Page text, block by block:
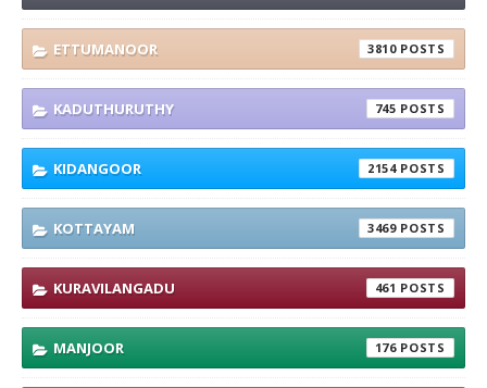
ETTUMANOOR 3810
KADUTHURUTHY 745
KIDANGOOR 2154
KOTTAYAM 3469
KURAVILANGADU 461
MANJOOR 176